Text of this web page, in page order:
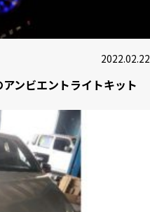
2022.02.22
ンビエントライトキット